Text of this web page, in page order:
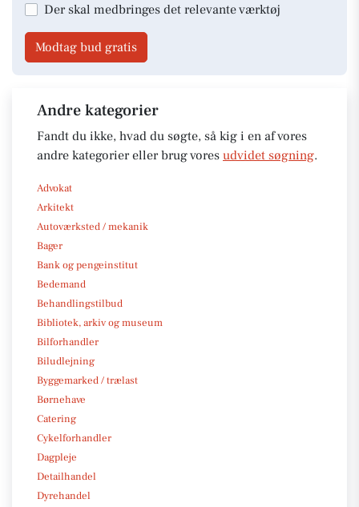
Der skal medbringes det relevante værktøj
Modtag bud gratis
Andre kategorier
Fandt du ikke, hvad du søgte, så kig i en af vores
andre kategorier eller brug vores udvidet søgning.
Advokat
Arkitekt
Autoværksted / mekanik
Bager
Bank og pengeinstitut
Bedemand
Behandlingstilbud
Bibliotek, arkiv og museum
Bilforhandler
Biludlejning
Byggemarked / trælast
Børnehave
Catering
Cykelforhandler
Dagpleje
Detailhandel
Dyrehandel